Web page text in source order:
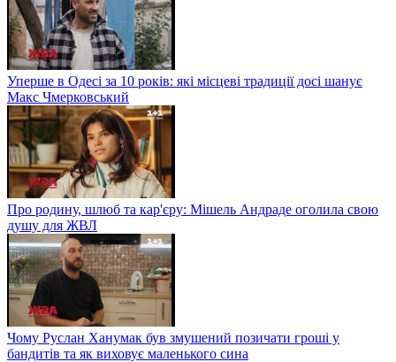
Уперше в Одесі за 10 років: які місцеві традиції досі шанує
Макс Чмерковський
Про родину, шлюб та кар'єру: Мішель Андраде оголила свою
душу для ЖВЛ
Чому Руслан Ханумак був змушений позичати гроші у
бандитів та як виховує маленького сина